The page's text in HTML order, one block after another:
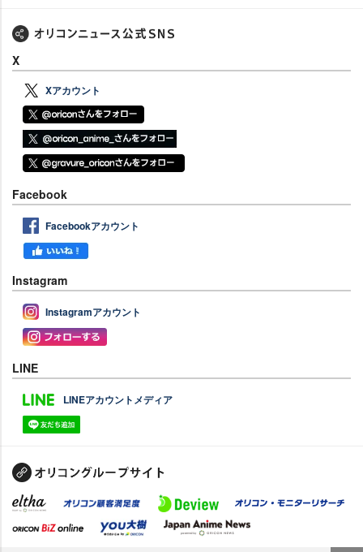
X
Xアカウント
Facebook
Facebookアカウント
Instagram
Instagramアカウント
LINE
LINEアカウントメディア